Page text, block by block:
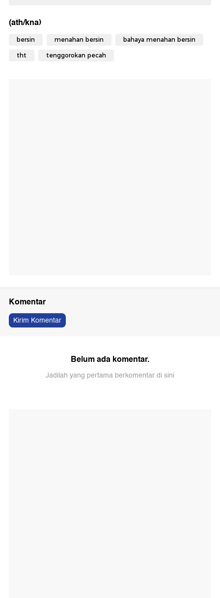
(ath/kna)
bersin menahan bersin bahaya menahan bersin
tht tenggorokan pecah
Komentar
Kirim Komentar
Belum ada komentar.
Jadilah yang pertama berkomentar di sini